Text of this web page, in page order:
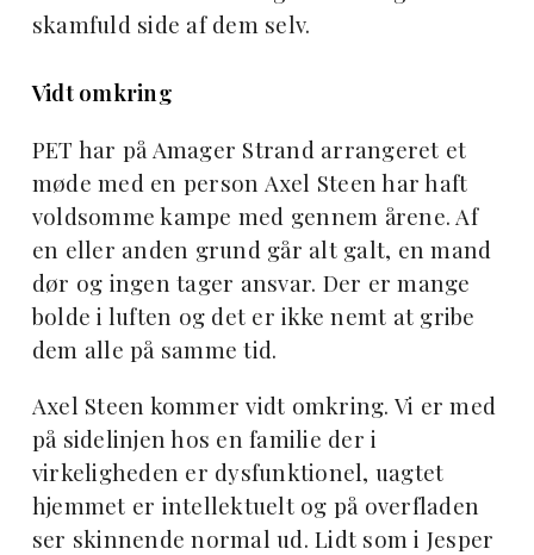
skamfuld side af dem selv.
Vidt omkring
PET har på Amager Strand arrangeret et
møde med en person Axel Steen har haft
voldsomme kampe med gennem årene. Af
en eller anden grund går alt galt, en mand
dør og ingen tager ansvar. Der er mange
bolde i luften og det er ikke nemt at gribe
dem alle på samme tid.
Axel Steen kommer vidt omkring. Vi er med
på sidelinjen hos en familie der i
virkeligheden er dysfunktionel, uagtet
hjemmet er intellektuelt og på overfladen
ser skinnende normal ud. Lidt som i Jesper